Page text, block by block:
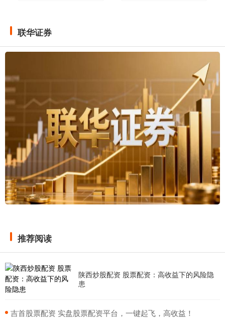
联华证券
推荐阅读
陕西炒股配资 股票配资：高收益下的风险隐
患
​吉首股票配资 实盘股票配资平台，一键起飞，高收益！